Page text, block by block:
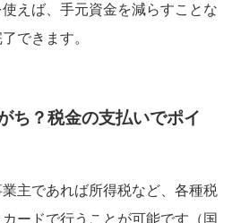
えば、手元資金を減らすことな
できます。
ち？税金の支払いでポイ
主であれば所得税など、各種税
ードで行うことが可能です（国